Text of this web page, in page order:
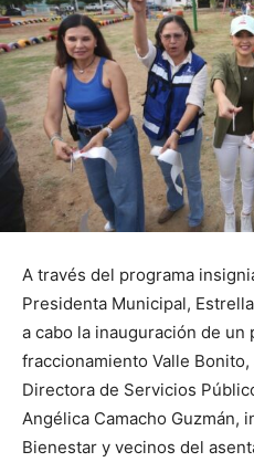
A través del programa
Presidenta Municipal,
a cabo la inauguración de
fraccionamiento Valle
Directora de Servicios
Angélica Camacho Guzmán,
Bienestar y vecinos del